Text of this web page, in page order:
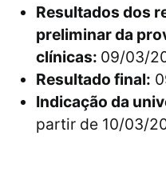
Resultados dos
preliminar da
clínicas: 09/03/
Resultado final:
Indicação da
partir de 10/03/